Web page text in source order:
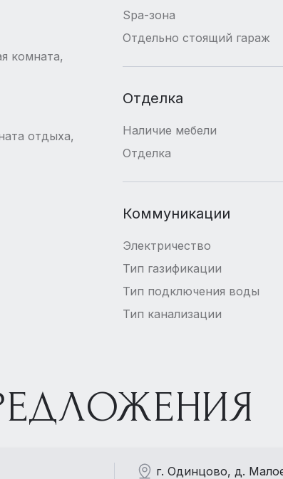
комната,
отдыха,
Spa-зона
Отдельно стоящий гараж
Отделка
Наличие мебели
Отделка
Коммуникации
Электричество
Тип газификации
Тип подключения воды
Тип канализации
г. Одинцово, д.